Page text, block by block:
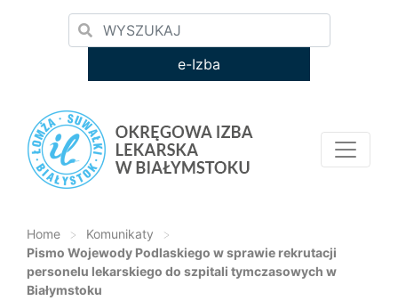
e-Izba
Home > Komunikaty
>
Pismo Wojewody Podlaskiego w sprawie rekrutacji
personelu lekarskiego do szpitali tymczasowych w
Białymstoku